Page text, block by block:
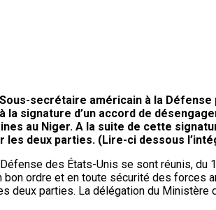
secrétaire américain à la
la signature d’un accord de
au Niger. A la suite de cette
deux parties. (Lire-ci dessous
des États-Unis se sont réunis, du
ordre et en toute sécurité des forces
parties. La délégation du Ministère